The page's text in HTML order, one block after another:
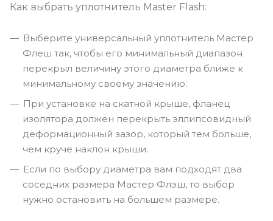
Как выбрать уплотнитель Master Flash:
Выберите универсальный уплотнитель Мастер
Флеш так, чтобы его минимальный диапазон
перекрыл величину этого диаметра ближе к
минимальному своему значению.
При установке на скатной крыше, фланец
изолятора должен перекрыть эллипсовидный
деформационный зазор, который тем больше,
чем круче наклон крыши.
Если по выбору диаметра вам подходят два
соседних размера Мастер Флэш, то выбор
нужно остановить на большем размере.